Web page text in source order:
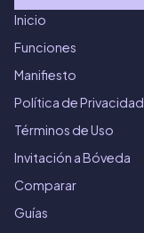
Inicio
Funciones
Manifiesto
Política de Privacidad
Términos de Uso
Invitación a Bóveda
Comparar
Guías